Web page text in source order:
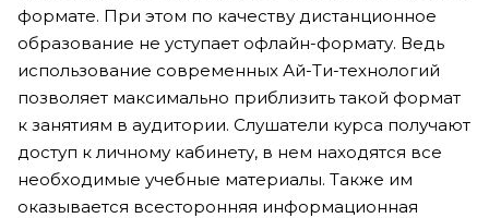
формате. При этом по качеству дистанционное
образование не уступает офлайн-формату. Ведь
использование современных Ай-Ти-технологий
позволяет максимально приблизить такой формат
к занятиям в аудитории. Слушатели курса получают
доступ к личному кабинету, в нем находятся все
необходимые учебные материалы. Также им
оказывается всесторонняя информационная